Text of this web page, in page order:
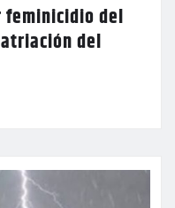
feminicidio del
del